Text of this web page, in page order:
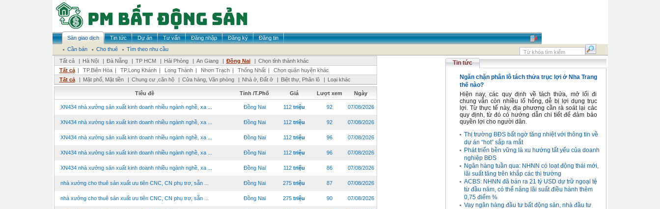
Sàn giao dịch Tin tức Dự án Tư vấn Đăng nhập Đăng ký
Đăng tin
Cần bán
Cho thuê
Tìm theo nhu cầu
Tất cả
| Hà Nội | Đà Nẵng | TP HCM | Hải Phòng | An Giang | Đồng Nai | Chọn tỉnh thành khác
Tất cả | TP.Biên Hòa | TP.Long Khánh | Long Thành | Nhơn Trạch | Thống Nhất |
Chọn quận huyện khác
Tất cả
| Mặt phố, Mặt tiền | Chung cư ,căn hộ | Cửa hàng, Văn phòng | Nhà ở, Đất ở | Biệt thự, Phân lô | Loại khác
Tiêu đề Tỉnh /T.Phố Giá Lượt xem Ngày
XN434 nhà xưởng sản xuất kinh doanh nhiều ngành nghề, xa ... Đồng Nai 112 triệu 92 07/08/2026
XN434 nhà xưởng sản xuất kinh doanh nhiều ngành nghề, xa ... Đồng Nai 112 triệu 92 07/08/2026
XN434 nhà xưởng sản xuất kinh doanh nhiều ngành nghề, xa ... Đồng Nai 112 triệu 96 07/08/2026
XN434 nhà xưởng sản xuất kinh doanh nhiều ngành nghề, xa ... Đồng Nai 112 triệu 96 07/08/2026
XN434 nhà xưởng sản xuất kinh doanh nhiều ngành nghề, xa ... Đồng Nai 112 triệu 86 07/08/2026
nhà xưởng cho thuê sản xuất ưu tiên CNC, CN phụ trơ, sẵn ... Đồng Nai 275 triệu 87 07/08/2026
nhà xưởng cho thuê sản xuất ưu tiên CNC, CN phụ trơ, sẵn ... Đồng Nai 275 triệu 90 07/08/2026
Tin tức
Ngăn chặn phân lô tách thửa trục lợi ở Nha Trang
thế nào?
Hiện nay, các quy định về tách thửa, mở lối đi
chung vẫn còn nhiều lổ hổng, dễ bị lợi dụng trục
lợi. Từ thực tế này, địa phương cần rà soát lại các
quy định, từ đó có hướng dẫn chi tiết để đảm bảo
quyền lợi cho người dân.
Thị trường BĐS bất ngờ tăng nhiệt với thông tin về
dự án “hot” sắp ra mắt
Phát triển bền vững là xu hướng tất yếu của doanh
nghiệp BĐS
Ngân hàng tuần qua: NHNN có loạt động thái mới,
lãi suất tăng trên khắp các thị trường
ACBS: NHNN đã bán ra 21 tỷ USD dự trữ ngoại tệ
từ đầu năm, có thể nâng lãi suất điều hành thêm
0,75 điểm %
Vay ngân hàng đầu tư bất động sản, nhà đầu tư